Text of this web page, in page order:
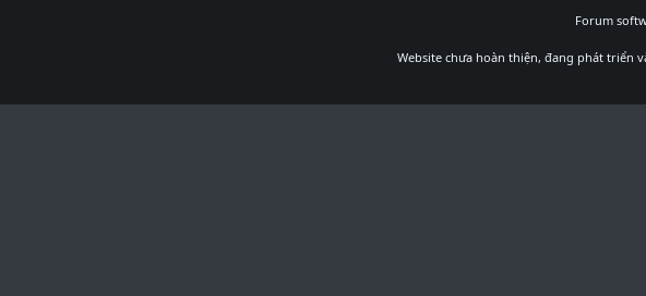
Forum
Website chưa hoàn thiện, đang phát triển